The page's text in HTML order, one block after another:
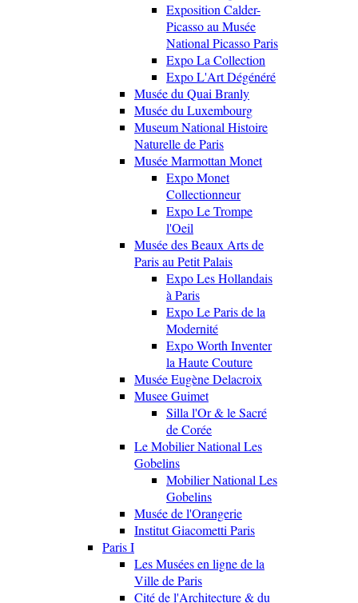
Exposition Calder-
Picasso au Musée
National Picasso Paris
Expo La Collection
Expo L'Art Dégénéré
Musée du Quai Branly
Musée du Luxembourg
Museum National Histoire
Naturelle de Paris
Musée Marmottan Monet
Expo Monet
Collectionneur
Expo Le Trompe
l'Oeil
Musée des Beaux Arts de
Paris au Petit Palais
Expo Les Hollandais
à Paris
Expo Le Paris de la
Modernité
Expo Worth Inventer
la Haute Couture
Musée Eugène Delacroix
Musee Guimet
Silla l'Or & le Sacré
de Corée
Le Mobilier National Les
Gobelins
Mobilier National Les
Gobelins
Musée de l'Orangerie
Institut Giacometti Paris
Paris I
Les Musées en ligne de la
Ville de Paris
Cité de l'Architecture & du